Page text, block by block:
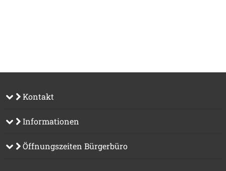
Kontakt
Informationen
Öffnungszeiten Bürgerbüro